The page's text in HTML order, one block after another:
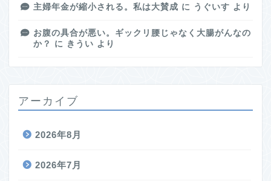
主婦年金が縮小される。私は大賛成 に うぐいす より
お腹の具合が悪い。ギックリ腰じゃなく大腸がんなの
か？
に きうい より
アーカイブ
2026年8月
2026年7月